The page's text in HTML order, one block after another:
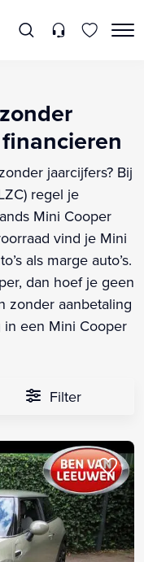
jaarcijfers? Bij
regel je
Mini Cooper
vind je Mini
als marge auto’s.
dan hoef je geen
zonder aanbetaling
een Mini Cooper
Filter